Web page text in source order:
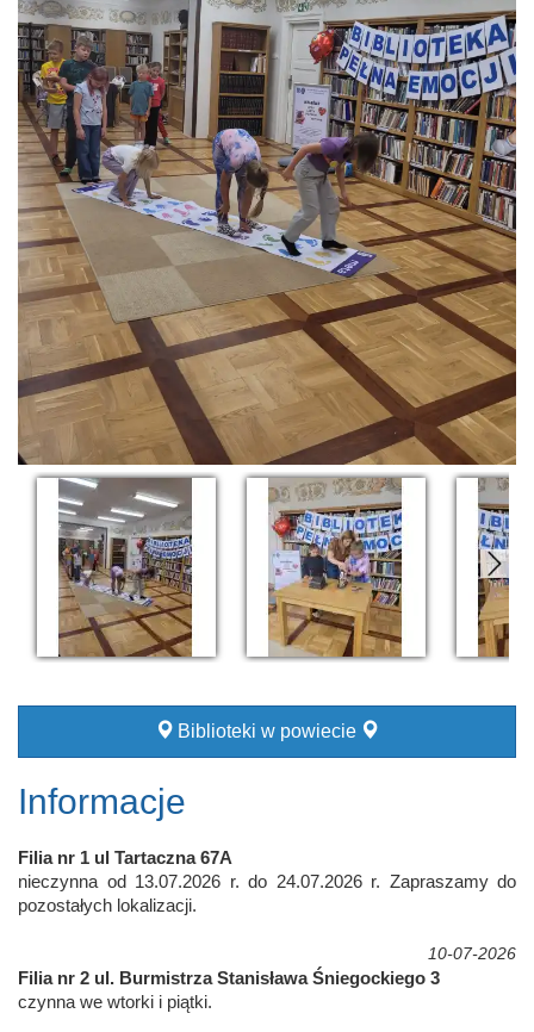
Biblioteki w powiecie
Informacje
Filia nr 1 ul Tartaczna 67A
nieczynna od 13.07.2026 r. do 24.07.2026 r. Zapraszamy do
pozostałych lokalizacji.
10-07-2026
Filia nr 2 ul. Burmistrza Stanisława Śniegockiego 3
czynna we wtorki i piątki.